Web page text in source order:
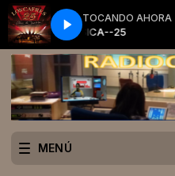
TOCANDO AHORA
MUSICA--25
MENÚ